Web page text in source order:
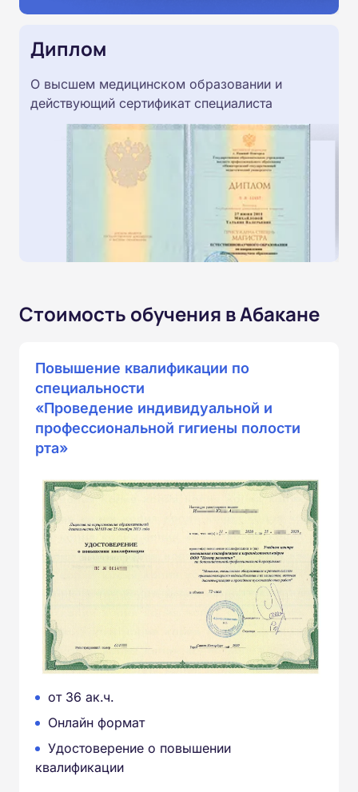
Диплом
О высшем медицинском образовании и
действующий сертификат специалиста
Стоимость обучения в Абакане
Повышение квалификации по
специальности
«Проведение индивидуальной и
профессиональной гигиены полости
рта»
от 36 ак.ч.
Онлайн формат
Удостоверение о повышении
квалификации